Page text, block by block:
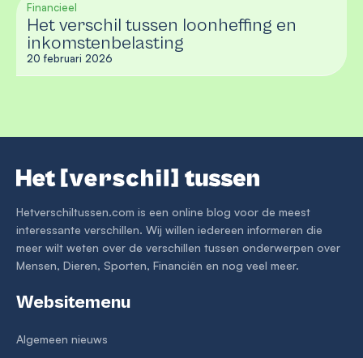
Financieel
Het verschil tussen loonheffing en
inkomstenbelasting
20 februari 2026
Hetverschiltussen.com is een online blog voor de meest
interessante verschillen. Wij willen iedereen informeren die
meer wilt weten over de verschillen tussen onderwerpen over
Mensen, Dieren, Sporten, Financiën en nog veel meer.
Websitemenu
Algemeen nieuws